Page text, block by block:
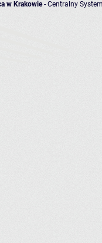
w Krakowie- Centralny